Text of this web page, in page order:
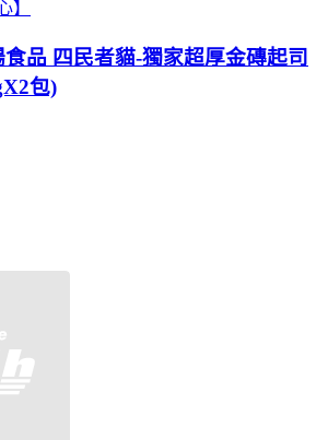
】
食品 四民者貓-獨家超厚金磚起司
包)